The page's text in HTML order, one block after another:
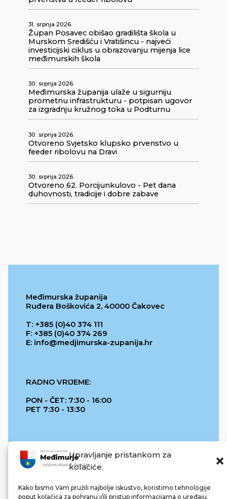
Upravljanje pristankom za
kolačiće
Kako bismo Vam pružili najbolje iskustvo, koristimo tehnologije
poput kolačića za pohranu i/ili pristup informacijama o uređaju.
31. srpnja 2026.
Župan Posavec obišao gradilišta škola u
Murskom Središću i Vratišincu - najveći
investicijski ciklus u obrazovanju mijenja lice
međimurskih škola
30. srpnja 2026.
Međimurska županija ulaže u sigurniju
prometnu infrastrukturu - potpisan ugovor
za izgradnju kružnog toka u Podturnu
30. srpnja 2026.
Otvoreno Svjetsko klupsko prvenstvo u
feeder ribolovu na Dravi
30. srpnja 2026.
Otvoreno 62. Porcijunkulovo - Pet dana
duhovnosti, tradicije i dobre zabave
Međimurska županija
Ruđera Boškovića 2, 40000 Čakovec
T: +385 (0)40 374 111
F: +385 (0)40 374 269
E: info@medjimurska-zupanija.hr
RADNO VRIJEME:
PON - ČET: 7:30 - 16:00
PET 7:30 - 13:30